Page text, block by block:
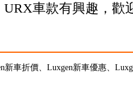
車款有興趣，歡
新車折價、Luxgen新車優惠、